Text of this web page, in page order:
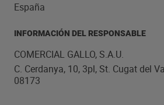
España
INFORMACIÓN DEL RESPONSABLE
COMERCIAL GALLO, S.A.U.
C. Cerdanya, 10, 3pl, St. Cugat del
08173